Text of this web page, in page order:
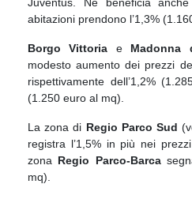
abitazioni prendono l’1,3%
Borgo Vittoria e Madonna
modesto aumento dei prezzi
rispettivamente dell’1,2%
(1.250 euro al mq).
La zona di Regio Parco Sud
registra l’1,5% in più nei
zona Regio Parco-Barca
mq).